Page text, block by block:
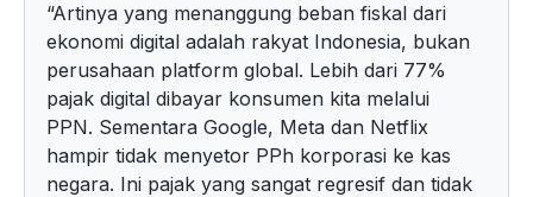
“Artinya yang menanggung beban fiskal dari
ekonomi digital adalah rakyat Indonesia, bukan
perusahaan platform global. Lebih dari 77%
pajak digital dibayar konsumen kita melalui
PPN. Sementara Google, Meta dan Netflix
hampir tidak menyetor PPh korporasi ke kas
negara. Ini pajak yang sangat regresif dan tidak